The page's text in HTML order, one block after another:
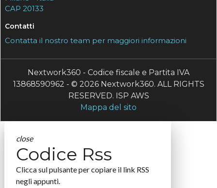
CAP 20133
Contatti
Contatta il nostro team per maggiori informazioni
Nextwork360 - Codice fiscale e Partita IVA
13868590962 - © 2026 Nextwork360. ALL RIGHTS
RESERVED. ISP AWS
Mappa del sito
close
Codice Rss
Clicca sul pulsante per copiare il link RSS
negli appunti.